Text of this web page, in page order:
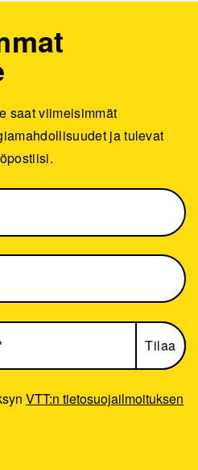
VTT:n tietosuojailmoituksen
saat viimeisimmät
ja tulevat